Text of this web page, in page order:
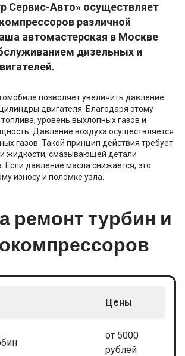
Сервис-Авто» осуществляет
различной
автомастерская в Москве
дизельных и
позволяет увеличить давление
двигателя. Благодаря этому
уровень выхлопных газов и
Давление воздуха осуществляется
газов. Такой принцип действия требует
жидкости, смазывающей детали
Если давление масла снижается, это
износу и поломке узла.
ремонт турбин и
Цены
от 5000
рублей